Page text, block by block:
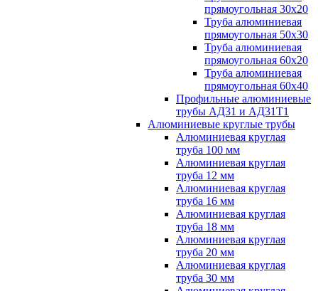
прямоугольная 30х20
Труба алюминиевая
прямоугольная 50х30
Труба алюминиевая
прямоугольная 60x20
Труба алюминиевая
прямоугольная 60х40
Профильные алюминиевые
трубы АД31 и АД31Т1
Алюминиевые круглые трубы
Алюминиевая круглая
труба 100 мм
Алюминиевая круглая
труба 12 мм
Алюминиевая круглая
труба 16 мм
Алюминиевая круглая
труба 18 мм
Алюминиевая круглая
труба 20 мм
Алюминиевая круглая
труба 30 мм